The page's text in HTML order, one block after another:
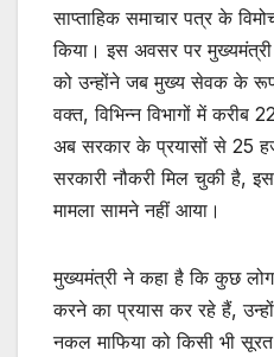
साप्ताहिक समाचार पत्र के
किया। इस अवसर पर
को उन्होंने जब मुख्य सेवक के
वक्त, विभिन्न विभागों में करीब
अब सरकार के प्रयासों से 25
सरकारी नौकरी मिल चुकी है,
मामला सामने नहीं आया।
मुख्यमंत्री ने कहा है कि कुछ लोग
करने का प्रयास कर रहे हैं,
नकल माफिया को किसी भी सूरत